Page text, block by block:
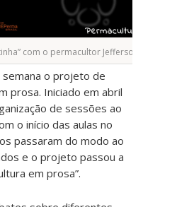
com o permacultor Jefferson Mota.
semana o projeto de
prosa. Iniciado em abril
de sessões ao
o início das aulas no
passaram do modo ao
e o projeto passou a
em prosa”.